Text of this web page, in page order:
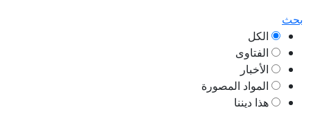
بحث
الكل
الفتاوى
الأخبار
المواد المصورة
هذا ديننا